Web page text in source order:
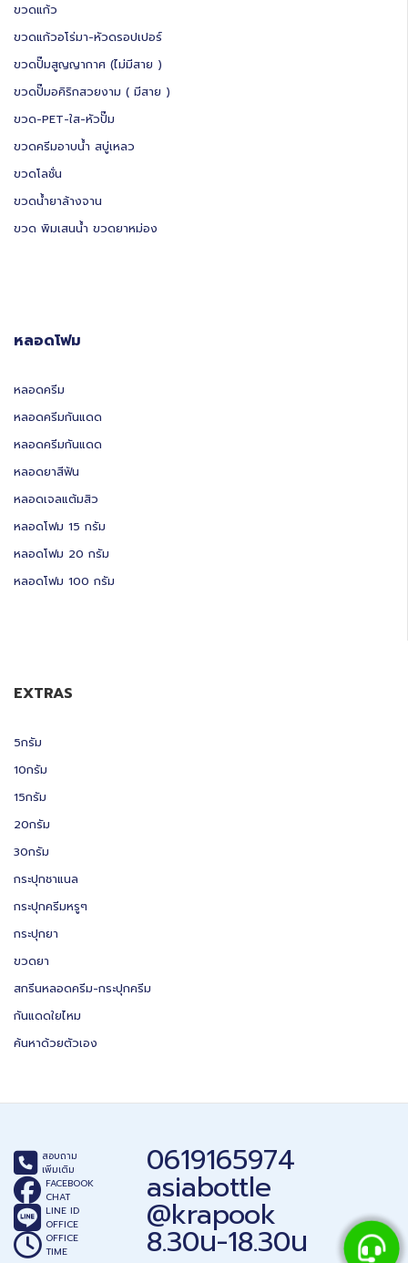
ขวดแก้ว
ขวดแก้วอโร่มา-หัวดรอปเปอร์
ขวดปั๊มสูญญากาศ (ไม่มีสาย )
ขวดปั๊มอคิริกสวยงาม ( มีสาย )
ขวด-PET-ใส-หัวปั๊ม
ขวดครีมอาบน้ำ สบู่เหลว
ขวดโลชั่น
ขวดน้ำยาล้างจาน
ขวด พิมเสนน้ำ ขวดยาหม่อง
หลอดโฟม
หลอดครีม
หลอดครีมกันแดด
หลอดครีมกันแดด
หลอดยาสีฟัน
หลอดเจลแต้มสิว
หลอดโฟม 15 กรัม
หลอดโฟม 20 กรัม
หลอดโฟม 100 กรัม
EXTRAS
5กรัม
10กรัม
15กรัม
20กรัม
30กรัม
กระปุกชาแนล
กระปุกครีมหรูๆ
กระปุกยา
ขวดยา
สกรีนหลอดครีม-กระปุกครีม
กันแดดใยไหม
ค้นหาด้วยตัวเอง
สอบถาม
เพิ่มเติม
0619165974
FACEBOOK
CHAT
asiabottle
LINE ID
OFFICE
@krapook
OFFICE
TIME
8.30น-18.30น